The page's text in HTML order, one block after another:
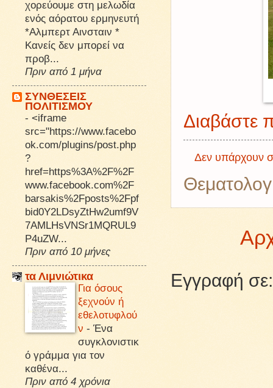
Διαβάστε
Δεν υπάρχουν
Εγγραφή
χορεύουμε στη μελωδία
ενός αόρατου ερμηνευτή
*Αλμπερτ Αινσταιν *
Κανείς δεν μπορεί να
προβ...
Πριν από 1 μήνα
ΣΥΝΘΕΣΕΙΣ
ΠΟΛΙΤΙΣΜΟΥ
- <iframe
src="https://www.facebo
ok.com/plugins/post.php
?
href=https%3A%2F%2F
www.facebook.com%2F
barsakis%2Fposts%2Fpf
bid0Y2LDsyZtHw2umf9V
7AMLHsVNSr1MQRUL9
P4uZW...
Πριν από 10 μήνες
τα Λιμνιώτικα
Για όσους
ξεχνούν ή
εθελοτυφλού
ν - Ένα
συγκλονιστικ
ό γράμμα για τον
καθένα...
Πριν από 4 χρόνια